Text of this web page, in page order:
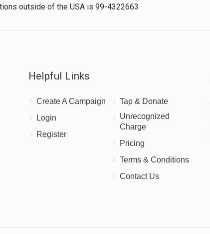
outside of the USA is 99-4322663
Helpful Links
Create A Campaign
Login
Register
Tap & Donate
Unrecognized
Charge
Pricing
Terms & Conditions
Contact Us